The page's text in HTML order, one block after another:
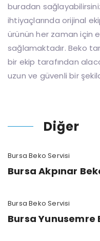
buradan
ihtiyaçlarında orijinal
ürünün her zaman için
sağlamaktadır. Beko
bir ekip tarafından
uzun ve güvenli bir
Diğer
Bursa Beko Servisi
Bursa Akpınar
Bursa Beko Servisi
Bursa Yunusemre